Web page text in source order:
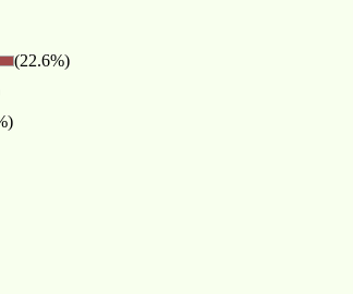
(22.6%)